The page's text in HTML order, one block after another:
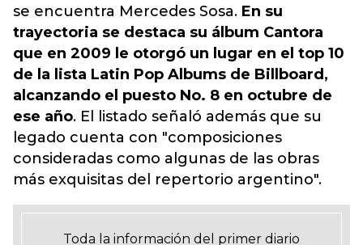
se encuentra Mercedes Sosa. En su
trayectoria se destaca su álbum Cantora
que en 2009 le otorgó un lugar en el top 10
de la lista Latin Pop Albums de Billboard,
alcanzando el puesto No. 8 en octubre de
ese año. El listado señaló además que su
legado cuenta con "composiciones
consideradas como algunas de las obras
más exquisitas del repertorio argentino".
Toda la información del primer diario